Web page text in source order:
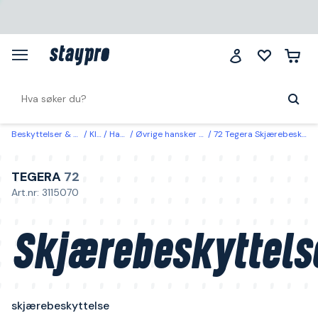
Beskyttelser & klær Klær Hansker Øvrige hansker og armbeskyttelse 72 Tegera Skjærebeskyttelseshanske skjærebeskyttelse 10
TEGERA 72
Art.nr: 3115070
skjærebeskyttelse